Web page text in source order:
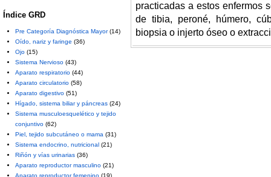
practicadas a estos enfermos
de tibia, peroné, húmero,
biopsia o injerto óseo o
Índice GRD
Pre Categoría Diagnóstica Mayor(14)
Oído, nariz y faringe (36)
Ojo (15)
Sistema Nervioso (43)
Aparato respiratorio (44)
Aparato circulatorio (58)
Aparato digestivo (51)
Hígado, sistema biliar y páncreas (24)
Sistema musculoesquelético y tejido
conjuntivo (62)
Piel, tejido subcutáneo o mama (31)
Sistema endocrino, nutricional (21)
Riñón y vías urinarias (36)
Aparato reproductor masculino (21)
Aparato reproductor femenino (19)